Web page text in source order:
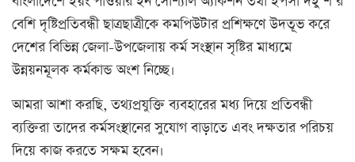
বেশি দৃষ্টিপ্রতিবন্ধী ছাত্রছাত্রীকে কমপিউটার প্রশিক্ষণে উদতূভ করে
দেশের বিভিন্ন জেলা-উপজেলায় কর্ম সংস্থান সৃষ্টির মাধ্যমে
উন্নয়নমূলক কর্মকান্ড অংশ নিচ্ছে।
আমরা আশা করছি, তথ্যপ্রযুক্তি ব্যবহারের মধ্য দিয়ে প্রতিবন্ধী
ব্যক্তিরা তাদের কর্মসংস্থানের সুযোগ বাড়াতে এবং দক্ষতার পরিচয়
দিয়ে কাজ করতে সক্ষম হবেন।